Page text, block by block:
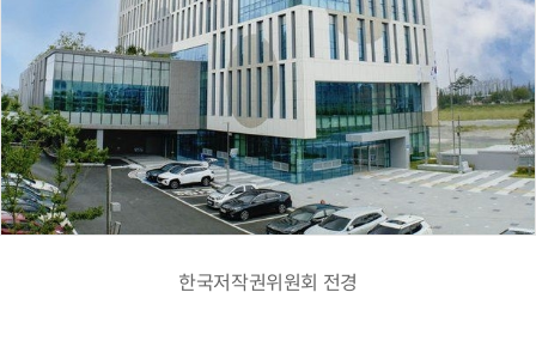
한국저작권위원회 전경